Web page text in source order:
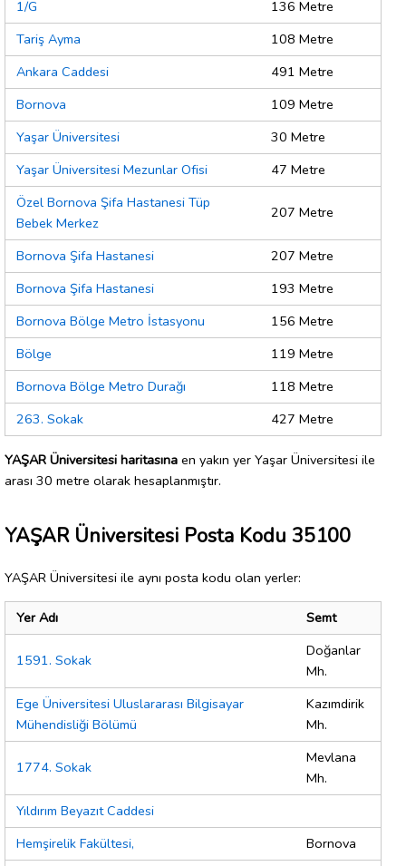
1/G
136 Metre
Tariş Ayma
108 Metre
Ankara Caddesi
491 Metre
Bornova
109 Metre
Yaşar Üniversitesi
30 Metre
Yaşar Üniversitesi Mezunlar Ofisi
47 Metre
Özel Bornova Şifa Hastanesi Tüp
Bebek Merkez
207 Metre
Bornova Şifa Hastanesi
207 Metre
Bornova Şifa Hastanesi
193 Metre
Bornova Bölge Metro İstasyonu
156 Metre
Bölge
119 Metre
Bornova Bölge Metro Durağı
118 Metre
263. Sokak
427 Metre
YAŞAR Üniversitesi haritasına en yakın yer Yaşar Üniversitesi ile
arası 30 metre olarak hesaplanmıştır.
YAŞAR Üniversitesi Posta Kodu 35100
YAŞAR Üniversitesi ile aynı posta kodu olan yerler:
Yer Adı Semt
1591. Sokak
Doğanlar
Mh.
Ege Üniversitesi Uluslararası Bilgisayar
Mühendisliği Bölümü
Kazımdirik
Mh.
1774. Sokak
Mevlana
Mh.
Yıldırım Beyazıt Caddesi
Hemşirelik Fakültesi,
Bornova